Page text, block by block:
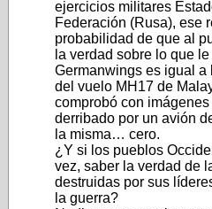
ejercicios militares
Federación (Rusa), ese
probabilidad de que al
la verdad sobre lo que
Germanwings es igual
del vuelo MH17 de
comprobó con
derribado por un avión
la misma… cero.
¿Y si los pueblos
vez, saber la verdad de
destruidas por sus
la guerra?